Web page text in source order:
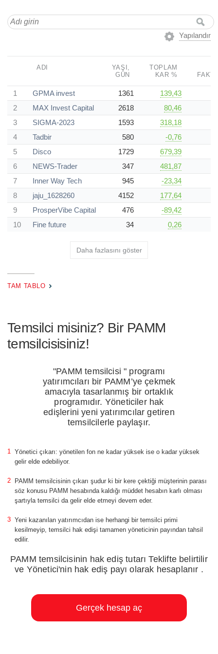
Yapılandır
ADI
YAŞI,
GÜN
TOPLAM
KAR %
1 GPMA invest 1361
139,43
2
MAX Invest Capital 2618
80,46
3
SIGMA-2023 1593
318,18
4
Tadbir 580
-0,76
5
Disco 1729
679,39
6
NEWS-Trader 347
481,87
7
Inner Way Tech 945
-23,34
8
jaju_1628260 4152
177,64
9
ProsperVibe Capital 476
-89,42
10
Fine future 34 0,26
Daha fazlasını göster
TAM TABLO
Temsilci misiniz? Bir PAMM
temsilcisisiniz!
"PAMM temsilcisi " programı
yatırımcıları bir PAMM’ye çekmek
amacıyla tasarlanmış bir ortaklık
programıdır. Yöneticiler hak
edişlerini yeni yatırımcılar getiren
temsilcilerle paylaşır.
Yönetici çıkarı: yönetilen fon ne kadar yüksek ise o kadar yüksek
gelir elde edebiliyor.
PAMM temsilcisinin çıkarı şudur ki bir kere çektiği müşterinin parası
söz konusu PAMM hesabında kaldığı müddet hesabın karlı olması
şartıyla temsilci da gelir elde etmeyi devem eder.
Yeni kazanılan yatırımcıdan ise herhangi bir temsilci primi
kesilmeyip, temsilci hak edişi tamamen yöneticinin payından tahsil
edilir.
PAMM temsilcisinin hak ediş tutarı Teklifte belirtilir
ve Yönetici'nin hak ediş payı olarak hesaplanır .
Gerçek hesap aç